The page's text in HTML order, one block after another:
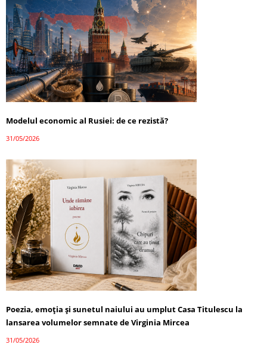
Modelul economic al Rusiei: de ce rezistă?
31/05/2026
Poezia, emoția și sunetul naiului au umplut Casa Titulescu la
lansarea volumelor semnate de Virginia Mircea
31/05/2026